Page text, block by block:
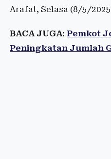
Arafat, Selasa (8/5/
BACA JUGA: Pemkot
Peningkatan Jumlah